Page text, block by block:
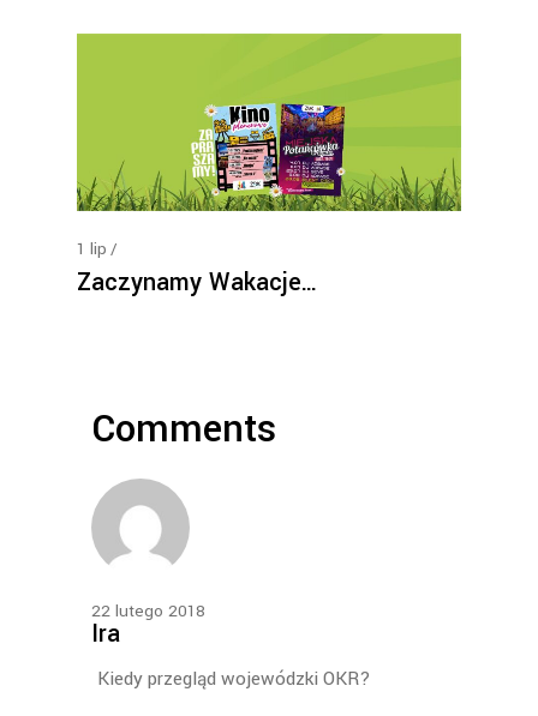
1 lip
Zaczynamy Wakacje…
Comments
22 lutego 2018
Ira
Kiedy przegląd wojewódzki OKR?